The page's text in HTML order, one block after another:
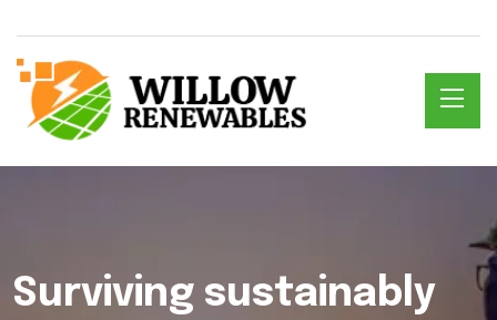
Surviving sustainably